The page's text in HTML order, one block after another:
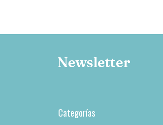
Newsletter
Categorías